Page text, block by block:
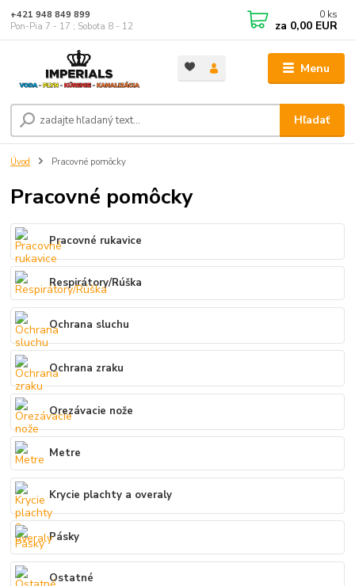
Menu
Hľadať
+421 948 849 899
Pon-Pia 7 - 17 ; Sobota 8 - 12
0 ks
za 0,00 EUR
Úvod Pracovné pomôcky
Pracovné pomôcky
Pracovné rukavice
Respirátory/Rúška
Ochrana sluchu
Ochrana zraku
Orezávacie nože
Metre
Krycie plachty a overaly
Pásky
Ostatné